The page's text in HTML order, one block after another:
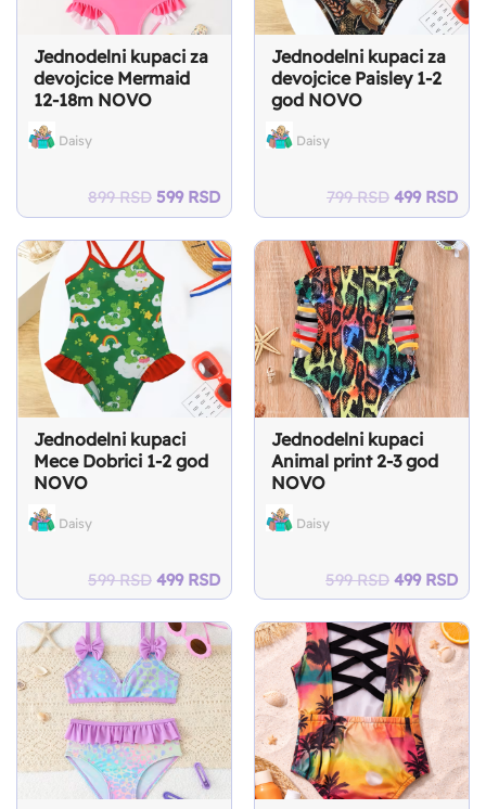
Jednodelni kupaci za
devojcice Mermaid
12-18m NOVO
Daisy
899RSD Original
price
was:
899 RSD.
599 RSDCurrent
price
is:
599 RSD.
Jednodelni kupaci za
devojcice Paisley 1-2
god NOVO
Daisy
799RSD Original
price
was:
799 RSD.
499 RSD
is:
Jednodelni kupaci
Mece Dobrici 1-2 god
NOVO
Daisy
599RSD Original
price
was:
599 RSD.
499 RSDCurrent
price
is:
499 RSD.
Jednodelni kupaci
Animal print 2-3 god
NOVO
Daisy
599RSD Original
price
was:
599 RSD.
499 RSD
is: